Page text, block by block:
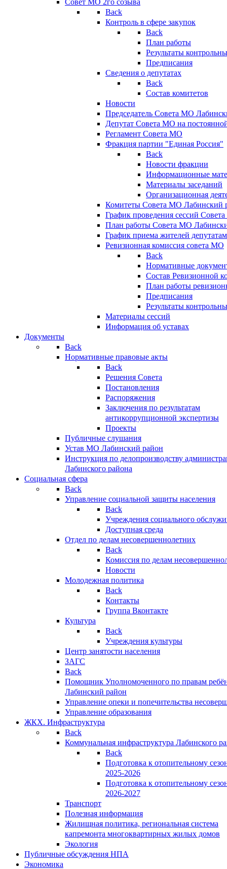
Совет МО 2го созыва
Back
Контроль в сфере закупок
Back
План работы
Результаты
Предписания
Сведения о депутатах
Back
Состав комитетов
Новости
Председатель Совета МО
Депутат Совета МО на
Регламент Совета МО
Фракция партии "Единая Россия"
Back
Новости фракции
Информационные
Материалы заседаний
Организационная
Комитеты Совета МО Лабинский
График проведения сессий
План работы Совета МО
График приема жителей
Ревизионная комиссия совета МО
Back
Нормативные
Состав Ревизионной
План работы
Предписания
Результаты
Материалы сессий
Информация об уставах
Документы
Back
Нормативные правовые акты
Back
Решения Совета
Постановления
Распоряжения
Заключения по результатам
антикоррупционной экспертизы
Проекты
Публичные слушания
Устав МО Лабинский район
Инструкция по делопроизводству
Лабинского района
Социальная сфера
Back
Управление социальной защиты населения
Back
Учреждения социального
Доступная среда
Отдел по делам несовершеннолетних
Back
Комиссия по делам
Новости
Молодежная политика
Back
Контакты
Группа Вконтакте
Культура
Back
Учреждения культуры
Центр занятости населения
ЗАГС
Back
Помощник Уполномоченного по правам
Лабинский район
Управление опеки и попечительства
Управление образования
ЖКХ. Инфраструктура
Back
Коммунальная инфраструктура Лабинского
Back
Подготовка к отопительному
2025-2026
Подготовка к отопительному
2026-2027
Транспорт
Полезная информация
Жилищная политика, региональная система
капремонта многоквартирных жилых домов
Экология
Публичные обсуждения НПА
Экономика